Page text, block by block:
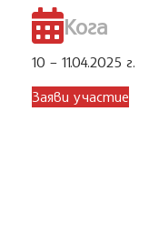
Кога
10 – 11.04.2025 г.
Заяви участие